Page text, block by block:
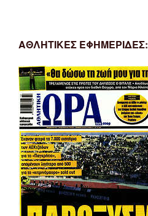
ΑΘΛΗΤΙΚΕΣ ΕΦΗΜΕΡΙΔΕΣ: